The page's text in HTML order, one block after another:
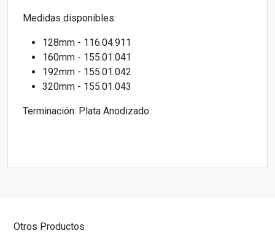
Medidas disponibles:
128mm - 116.04.911
160mm - 155.01.041
192mm - 155.01.042
320mm - 155.01.043
Terminación: Plata Anodizado.
Otros Productos